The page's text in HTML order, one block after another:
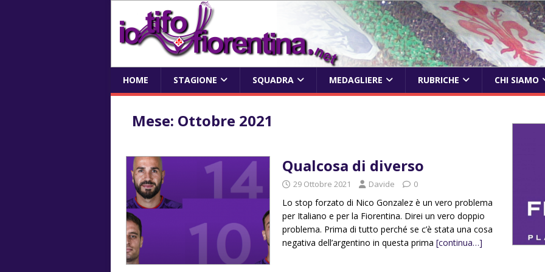
HOME STAGIONE SQUADRA MEDAGLIERE RUBRICHE CHI SIAMO
Mese: Ottobre 2021
Qualcosa di diverso
29 Ottobre 2021 Davide 0
Lo stop forzato di Nico Gonzalez è un vero problema
per Italiano e per la Fiorentina. Direi un vero doppio
problema. Prima di tutto perché se c’è stata una cosa
negativa dell’argentino in questa prima [continua…]